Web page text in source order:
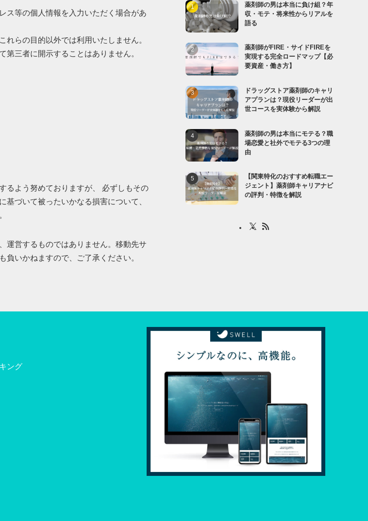
ス等の個人情報を入力いただく場合があ
らの目的以外では利用いたしません。
第三者に開示することはありません。
るよう努めておりますが、 必ずしもその
づいて被ったいかなる損害について、
運営するものではありません。移動先サ
いかねますので、ご了承ください。
薬剤師の男は本当に負け組？年
収・モテ・将来性からリアルを
語る
薬剤師がFIRE・サイドFIREを
実現する完全ロードマップ【必
要資産・働き方】
ドラッグストア薬剤師のキャリ
アプランは？現役リーダーが出
世コースを実体験から解説
薬剤師の男は本当にモテる？職
場恋愛と社外でモテる3つの理
由
【関東特化のおすすめ転職エー
ジェント】薬剤師キャリアナビ
の評判・特徴を解説
ング